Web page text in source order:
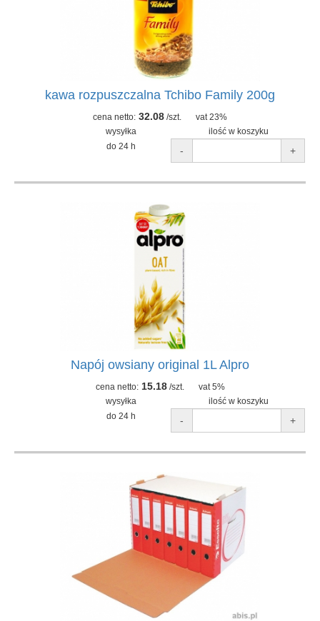
kawa rozpuszczalna Tchibo Family 200g
cena netto: 32.08 /szt.
vat 23%
wysyłka
ilość w koszyku
do 24 h
- +
Napój owsiany original 1L Alpro
cena netto: 15.18/szt.
vat 5%
wysyłka
ilość w koszyku
do 24 h
- +